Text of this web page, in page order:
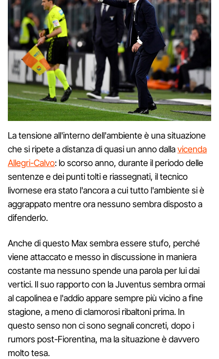
La tensione all'interno dell'ambiente è una situazione
che si ripete a distanza di quasi un anno dallavicenda
Allegri-Calvo: lo scorso anno, durante il periodo delle
sentenze e dei punti tolti e riassegnati, il tecnico
livornese era stato l'ancora a cui tutto l'ambiente si è
aggrappato mentre ora nessuno sembra disposto a
difenderlo.
Anche di questo Max sembra essere stufo, perché
viene attaccato e messo in discussione in maniera
costante ma nessuno spende una parola per lui dai
vertici. Il suo rapporto con la Juventus sembra ormai
al capolinea e l'addio appare sempre più vicino a fine
stagione, a meno di clamorosi ribaltoni prima. In
questo senso non ci sono segnali concreti, dopo i
rumors post-Fiorentina, ma la situazione è davvero
molto tesa.